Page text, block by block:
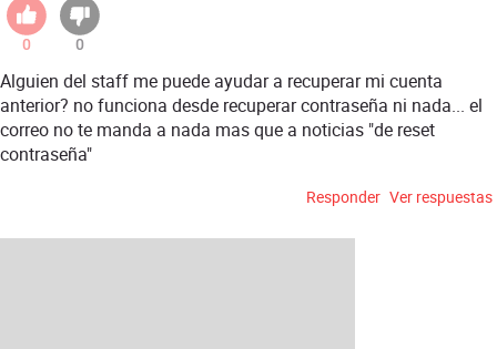
0 0
Alguien del staff me puede ayudar a recuperar mi cuenta
anterior? no funciona desde recuperar contraseña ni nada... el
correo no te manda a nada mas que a noticias "de reset
contraseña"
Responder Ver respuestas